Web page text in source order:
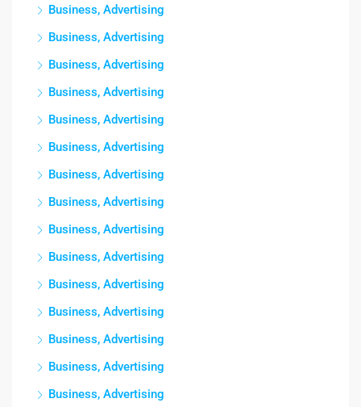
Business, Advertising
Business, Advertising
Business, Advertising
Business, Advertising
Business, Advertising
Business, Advertising
Business, Advertising
Business, Advertising
Business, Advertising
Business, Advertising
Business, Advertising
Business, Advertising
Business, Advertising
Business, Advertising
Business, Advertising